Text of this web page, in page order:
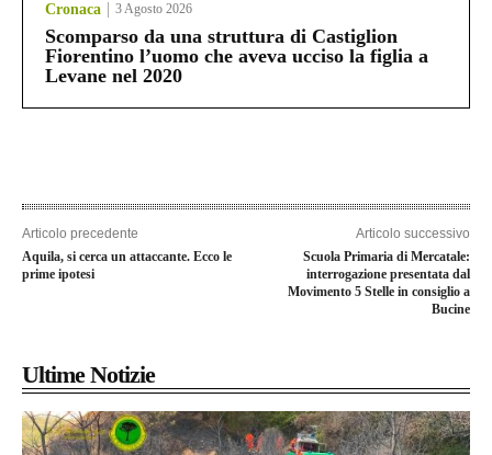
Cronaca 3 Agosto 2026
Scomparso da una struttura di Castiglion
Fiorentino l’uomo che aveva ucciso la figlia a
Levane nel 2020
Articolo precedente
Aquila, si cerca un attaccante. Ecco le
prime ipotesi
Articolo successivo
Scuola Primaria di Mercatale:
interrogazione presentata dal
Movimento 5 Stelle in consiglio a
Bucine
Ultime Notizie